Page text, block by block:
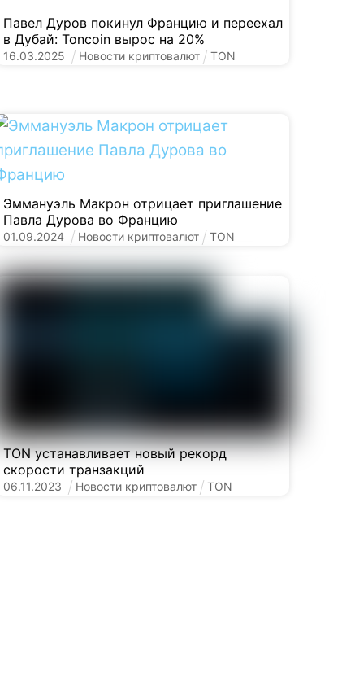
Павел Дуров покинул Францию и переехал
в Дубай: Toncoin вырос на 20%
16.03.2025 Новости криптовалют TON
Эммануэль Макрон отрицает приглашение
Павла Дурова во Францию
01.09.2024 Новости криптовалют TON
TON устанавливает новый рекорд
скорости транзакций
06.11.2023 Новости криптовалют TON